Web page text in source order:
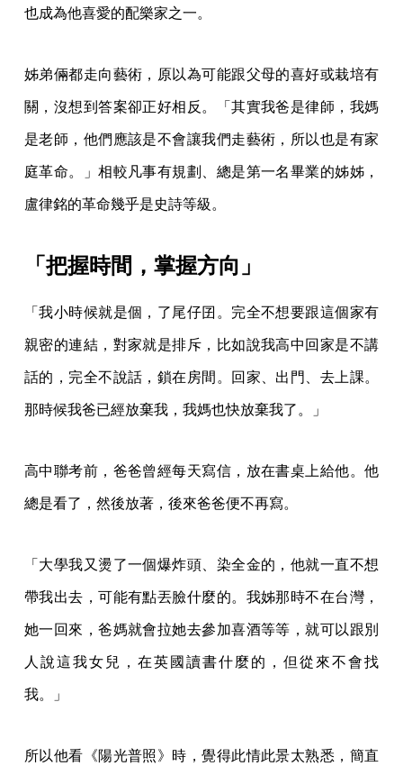
也成為他喜愛的配樂家之一。
姊弟倆都走向藝術，原以為可能跟父母的喜好或栽培有
關，沒想到答案卻正好相反。「其實我爸是律師，我媽
是老師，他們應該是不會讓我們走藝術，所以也是有家
庭革命。」相較凡事有規劃、總是第一名畢業的姊姊，
盧律銘的革命幾乎是史詩等級。
「把握時間，掌握方向」
「我小時候就是個，了尾仔囝。完全不想要跟這個家有
親密的連結，對家就是排斥，比如說我高中回家是不講
話的，完全不說話，鎖在房間。回家、出門、去上課。
那時候我爸已經放棄我，我媽也快放棄我了。」
高中聯考前，爸爸曾經每天寫信，放在書桌上給他。他
總是看了，然後放著，後來爸爸便不再寫。
「大學我又燙了一個爆炸頭、染全金的，他就一直不想
帶我出去，可能有點丟臉什麼的。我姊那時不在台灣，
她一回來，爸媽就會拉她去參加喜酒等等，就可以跟別
人說這我女兒，在英國讀書什麼的，但從來不會找
我。」
所以他看《陽光普照》時，覺得此情此景太熟悉，簡直